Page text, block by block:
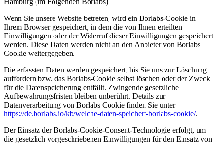
Hamburg (im Folgenden Borlabs).
Wenn Sie unsere Website betreten, wird ein Borlabs-Cookie in
Ihrem Browser gespeichert, in dem die von Ihnen erteilten
Einwilligungen oder der Widerruf dieser Einwilligungen gespeichert
werden. Diese Daten werden nicht an den Anbieter von Borlabs
Cookie weitergegeben.
Die erfassten Daten werden gespeichert, bis Sie uns zur Löschung
auffordern bzw. das Borlabs-Cookie selbst löschen oder der Zweck
für die Datenspeicherung entfällt. Zwingende gesetzliche
Aufbewahrungsfristen bleiben unberührt. Details zur
Datenverarbeitung von Borlabs Cookie finden Sie unter
https://de.borlabs.io/kb/welche-daten-speichert-borlabs-cookie/.
Der Einsatz der Borlabs-Cookie-Consent-Technologie erfolgt, um
die gesetzlich vorgeschriebenen Einwilligungen für den Einsatz von